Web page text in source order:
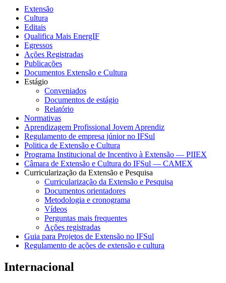
Extensão
Cultura
Editais
Qualifica Mais EnergIF
Egressos
Ações Registradas
Publicações
Documentos Extensão e Cultura
Estágio
Conveniados
Documentos de estágio
Relatório
Normativas
Aprendizagem Profissional Jovem Aprendiz
Regulamento de empresa júnior no IFSul
Politica de Extensão e Cultura
Programa Institucional de Incentivo à Extensão — PIIEX
Câmara de Extensão e Cultura do IFSul — CAMEX
Curricularização da Extensão e Pesquisa
Curricularização da Extensão e Pesquisa
Documentos orientadores
Metodologia e cronograma
Vídeos
Perguntas mais frequentes
Ações registradas
Guia para Projetos de Extensão no IFSul
Regulamento de ações de extensão e cultura
Internacional